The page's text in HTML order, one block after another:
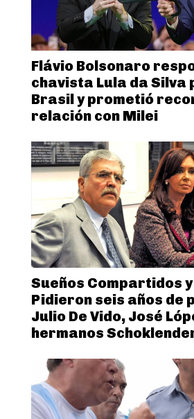
Flávio Bolsonaro
chavista Lula da Silva
Brasil y prometió
relación con Milei
Sueños Compartidos
Pidieron seis años de
Julio De Vido, José
hermanos